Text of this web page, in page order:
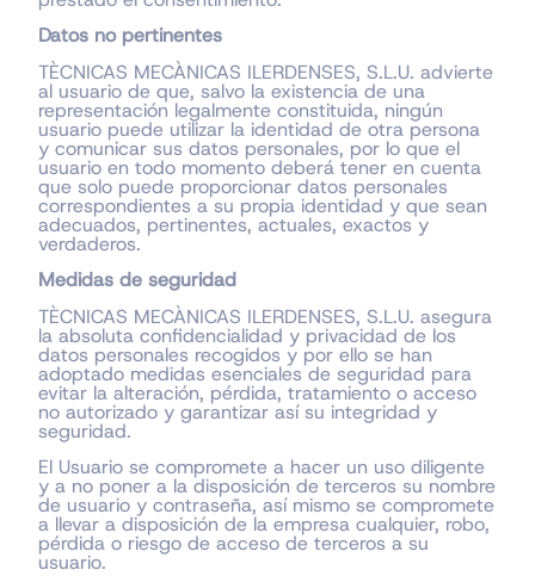
Datos no pertinentes
TÈCNICAS MECÀNICAS ILERDENSES, S.L.U. advierte
al usuario de que, salvo la existencia de una
representación legalmente constituida, ningún
usuario puede utilizar la identidad de otra persona
y comunicar sus datos personales, por lo que el
usuario en todo momento deberá tener en cuenta
que solo puede proporcionar datos personales
correspondientes a su propia identidad y que sean
adecuados, pertinentes, actuales, exactos y
verdaderos.
Medidas de seguridad
TÈCNICAS MECÀNICAS ILERDENSES, S.L.U. asegura
la absoluta confidencialidad y privacidad de los
datos personales recogidos y por ello se han
adoptado medidas esenciales de seguridad para
evitar la alteración, pérdida, tratamiento o acceso
no autorizado y garantizar así su integridad y
seguridad.
El Usuario se compromete a hacer un uso diligente
y a no poner a la disposición de terceros su nombre
de usuario y contraseña, así mismo se compromete
a llevar a disposición de la empresa cualquier, robo,
pérdida o riesgo de acceso de terceros a su
usuario.